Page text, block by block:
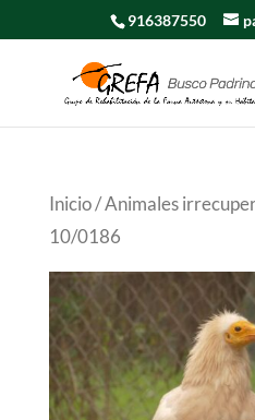
916387550
Inicio/Animales
10/0186